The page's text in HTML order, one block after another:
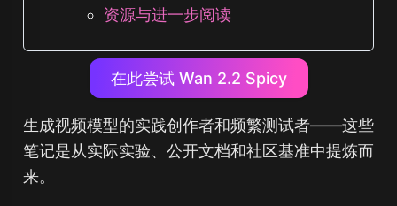
资源与进一步阅读
在此尝试 Wan 2.2 Spicy
生成视频模型的实践创作者和频繁测试者——这些
笔记是从实际实验、公开文档和社区基准中提炼而
来。